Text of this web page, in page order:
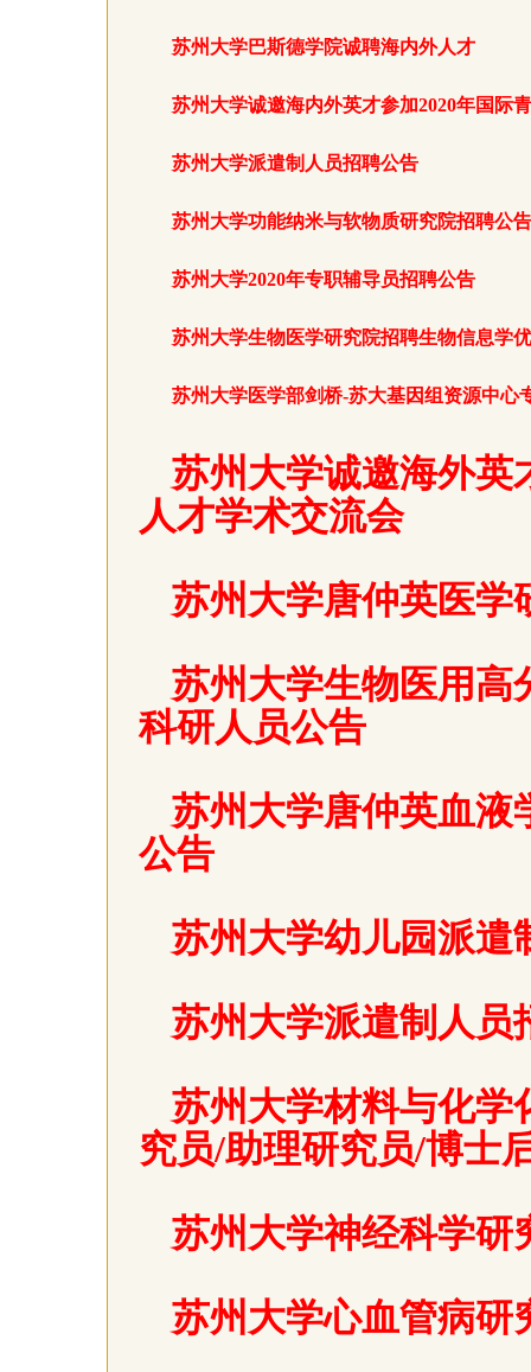
苏州大学巴斯德学院诚聘海内外人才
苏州大学诚邀海内外英才参加2020年国际
苏州大学派遣制人员招聘公告
苏州大学功能纳米与软物质研究院招聘公告
苏州大学2020年专职辅导员招聘公告
苏州大学生物医学研究院招聘生物信息学
苏州大学医学部剑桥-苏大基因组资源中心
苏州大学诚邀海外英
人才学术交流会
苏州大学唐仲英医学
苏州大学生物医用高
科研人员公告
苏州大学唐仲英血液
公告
苏州大学幼儿园派遣
苏州大学派遣制人员
苏州大学材料与化学
究员/助理研究员/博士
苏州大学神经科学研
苏州大学心血管病研